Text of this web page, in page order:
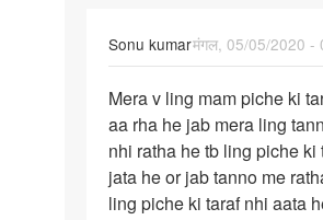
Sonu kumarमंगल, 05/05/2020 -
Mera
v
ling
mam
piche
Mera v ling mam piche ki
aa rha he jab mera ling
nhi ratha he tb ling piche ki
jata he or jab tanno me
ling piche ki taraf nhi aata